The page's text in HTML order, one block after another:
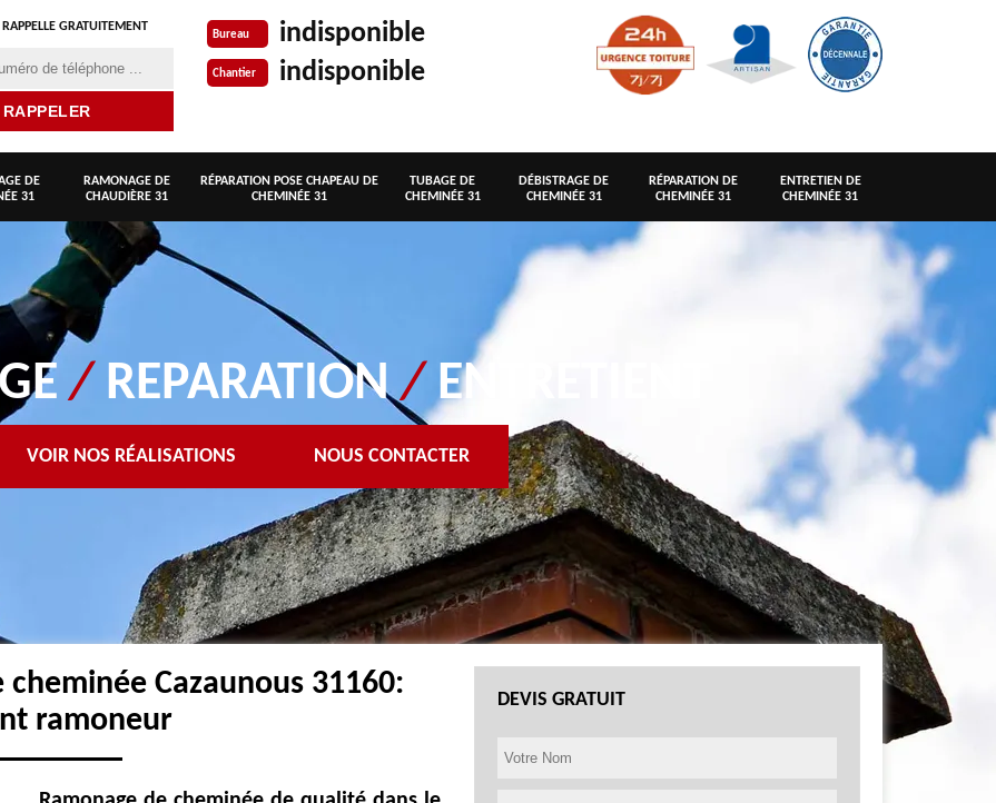
GRATUITEMENT
Bureau indisponible
Chantier indisponible
DE
31
RAMONAGE DE
CHAUDIÈRE 31
RÉPARATION POSE CHAPEAU DE
CHEMINÉE 31
TUBAGE DE
CHEMINÉE 31
DÉBISTRAGE DE
CHEMINÉE 31
RÉPARATION DE
CHEMINÉE 31
ENTRETIEN DE
CHEMINÉE 31
/ REPARATION/ ENTRETIENT
VOIR NOS RÉALISATIONS NOUS CONTACTER
Cazaunous 31160:
ramoneur
DEVIS GRATUIT